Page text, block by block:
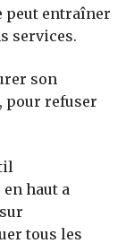
peut entraîner
services.
son
pour refuser
haut a
tous les